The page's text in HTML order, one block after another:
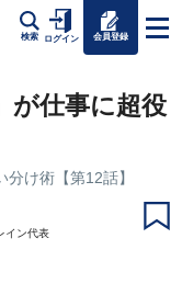
検索 ログイン 会員登録
が仕事に超役
け術【第12話】
イン代表